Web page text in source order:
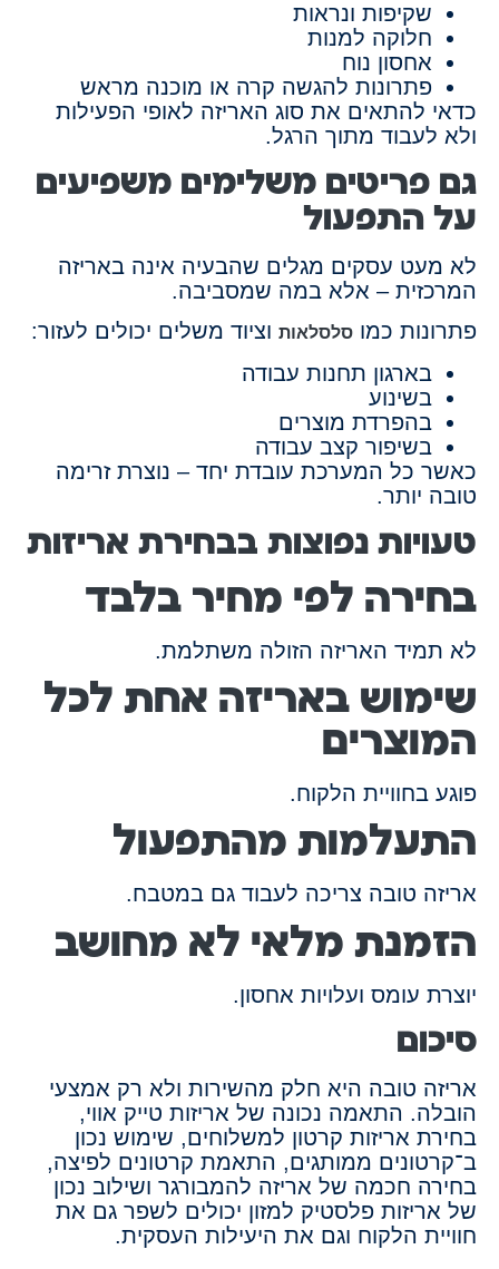
שקיפות ונראות
חלוקה למנות
אחסון נוח
פתרונות להגשה קרה או מוכנה מראש
כדאי להתאים את סוג האריזה לאופי הפעילות
ולא לעבוד מתוך הרגל.
גם פריטים משלימים משפיעים
על התפעול
לא מעט עסקים מגלים שהבעיה אינה באריזה
המרכזית – אלא במה שמסביבה.
פתרונות כמו סלסלאות וציוד משלים יכולים לעזור:
בארגון תחנות עבודה
בשינוע
בהפרדת מוצרים
בשיפור קצב עבודה
כאשר כל המערכת עובדת יחד – נוצרת זרימה
טובה יותר.
טעויות נפוצות בבחירת אריזות
בחירה לפי מחיר בלבד
לא תמיד האריזה הזולה משתלמת.
שימוש באריזה אחת לכל
המוצרים
פוגע בחוויית הלקוח.
התעלמות מהתפעול
אריזה טובה צריכה לעבוד גם במטבח.
הזמנת מלאי לא מחושב
יוצרת עומס ועלויות אחסון.
סיכום
אריזה טובה היא חלק מהשירות ולא רק אמצעי
הובלה. התאמה נכונה של אריזות טייק אווי,
בחירת אריזות קרטון למשלוחים, שימוש נכון
ב־קרטונים ממותגים, התאמת קרטונים לפיצה,
בחירה חכמה של אריזה להמבורגר ושילוב נכון
של אריזות פלסטיק למזון יכולים לשפר גם את
חוויית הלקוח וגם את היעילות העסקית.